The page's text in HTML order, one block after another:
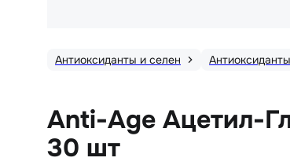
Антиоксиданты и селен Антиоксиданты
Anti-Age Ацетил-
30 шт